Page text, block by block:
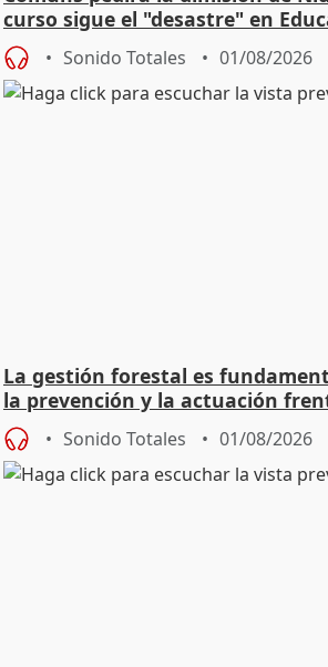
curso sigue el "desastre" en
Sonido Totales 01/08/2026
La gestión forestal es
la prevención y la actuación
Sonido Totales 01/08/2026